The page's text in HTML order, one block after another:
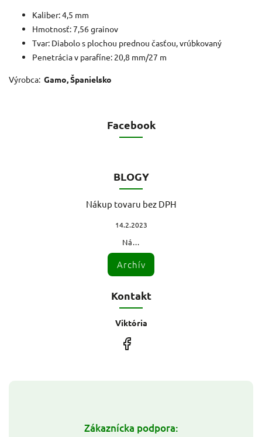
Kaliber: 4,5 mm
Hmotnosť: 7,56 grainov
Tvar: Diabolo s plochou prednou časťou, vrúbkovaný
Penetrácia v parafíne: 20,8 mm/27 m
Výrobca: Gamo, Španielsko
Zákaznícka podpora:
Facebook
BLOGY
Nákup tovaru bez DPH
14.2.2023
Ná...
Archív
Kontakt
Viktória